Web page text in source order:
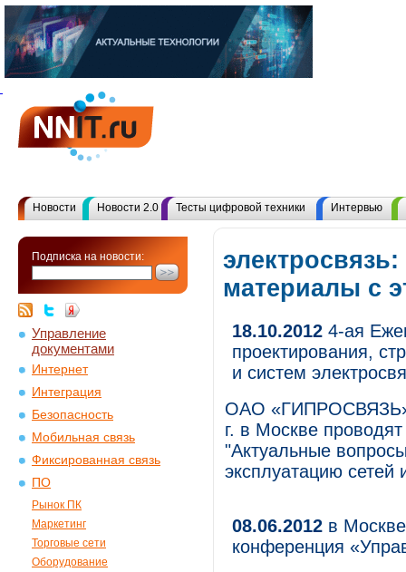
Новости Новости 2.0 Тесты цифровой техники Интервью
Подписка на новости:
Управление
документами
Интернет
Интеграция
Безопасность
Мобильная связь
Фиксированная связь
ПО
Рынок ПК
Маркетинг
Торговые сети
Оборудование
электросвязь:
материалы с
18.10.2012 4-ая
проектирования,
и систем
ОАО «ГИПРОСВЯЗЬ»
г. в Москве
"Актуальные
эксплуатацию сетей
08.06.2012 в
конференция